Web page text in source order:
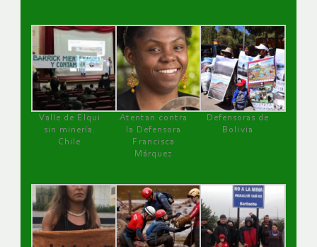
Valle de Elqui
sin minería.
Chile
Atentan contra
la Defensora
Francisca
Márquez
Defensoras de
Bolivia